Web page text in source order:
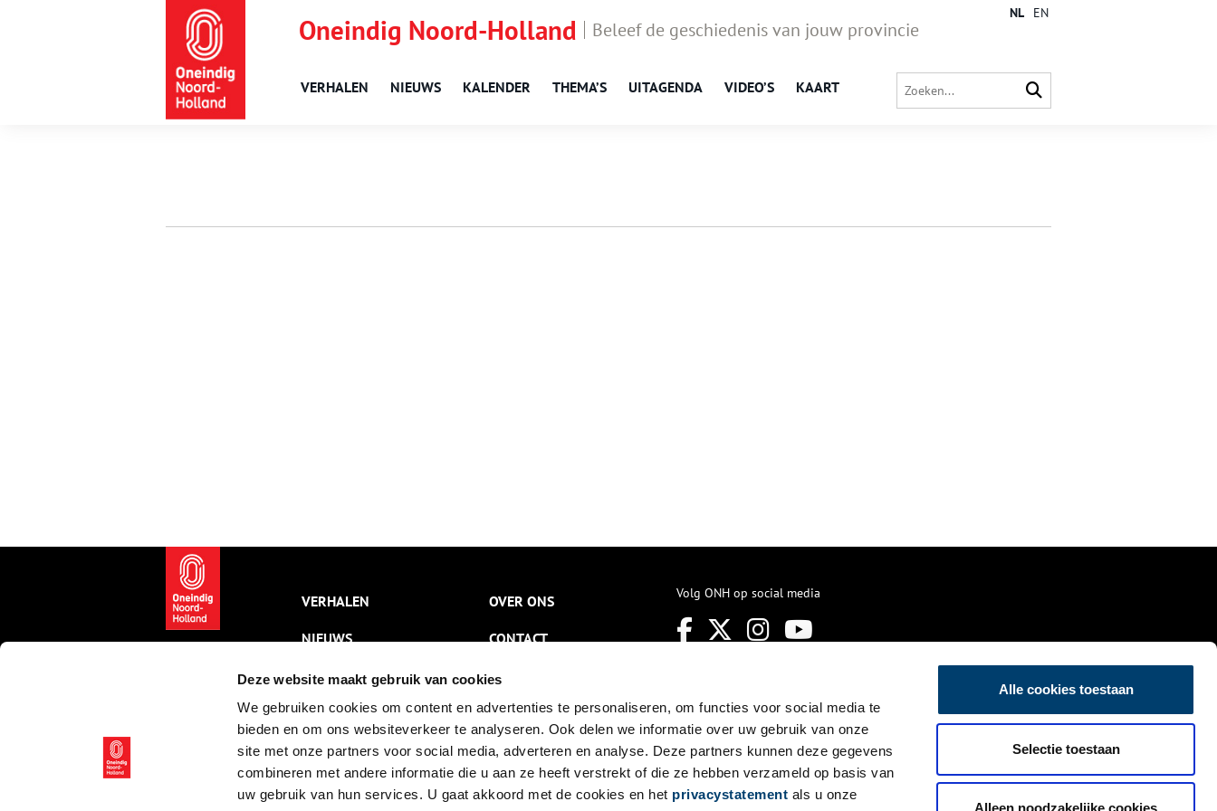
Deze website maakt gebruik van cookies
We gebruiken cookies om content en advertenties te personaliseren, om functies voor social media te
bieden en om ons websiteverkeer te analyseren. Ook delen we informatie over uw gebruik van onze
site met onze partners voor social media, adverteren en analyse. Deze partners kunnen deze gegevens
combineren met andere informatie die u aan ze heeft verstrekt of die ze hebben verzameld op basis van
uw gebruik van hun services. U gaat akkoord met de cookies en het privacystatement als u onze
Alle cookies toestaan
Selectie toestaan
Alleen noodzakelijke cookies
Oneindig Noord-Holland Beleef de geschiedenis van jouw provincie
VERHALEN NIEUWS KALENDER THEMA’S UITAGENDA VIDEO’S KAART
NL EN
VERHALEN
NIEUWS
KALENDER
THEMA’S
ACTIVITEITEN
VIDEO’S
OVER ONS
CONTACT
NIEUWSBRIEF
DISCLAIMER
PRIVACY
TOEGANKELIJKHEID
Volg ONH op social media